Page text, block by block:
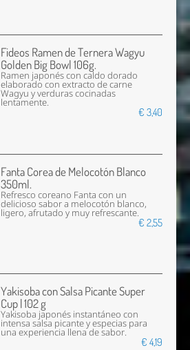
Fideos Ramen de Ternera Wagyu
Golden Big Bowl 106g.
Ramen japonés con caldo dorado
elaborado con extracto de carne
Wagyu y verduras cocinadas
lentamente.
€ 3,40
Fanta Corea de Melocotón Blanco
350ml.
Refresco coreano Fanta con un
delicioso sabor a melocotón blanco,
ligero, afrutado y muy refrescante.
€ 2,55
Yakisoba con Salsa Picante Super
Cup | 102 g
Yakisoba japonés instantáneo con
intensa salsa picante y especias para
una experiencia llena de sabor.
€ 4,19